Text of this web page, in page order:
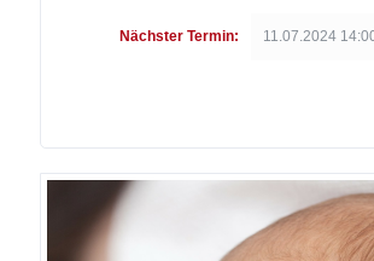
Nächster Termin: 11.07.2024